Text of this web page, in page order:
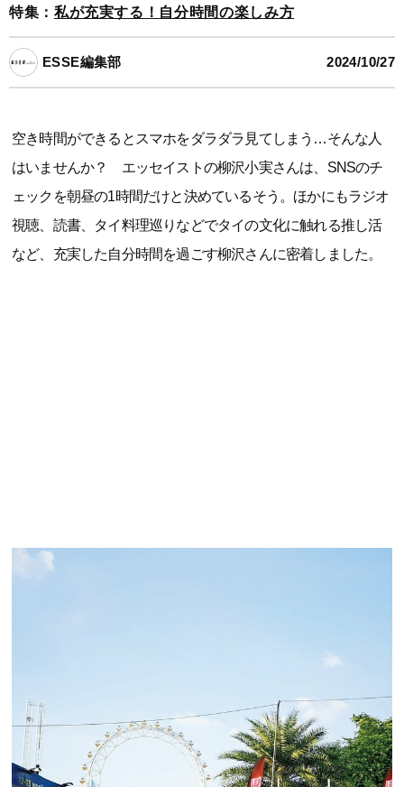
特集： 私が充実する！自分時間の楽しみ方
ESSE編集部 2024/10/27
空き時間ができるとスマホをダラダラ見てしまう…そんな人
はいませんか？ エッセイストの柳沢小実さんは、SNSのチ
ェックを朝昼の1時間だけと決めているそう。ほかにもラジオ
視聴、読書、タイ料理巡りなどでタイの文化に触れる推し活
など、充実した自分時間を過ごす柳沢さんに密着しました。